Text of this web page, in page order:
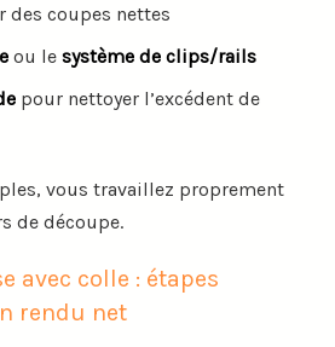
des coupes nettes
ou le système de clips/rails
pour nettoyer l’excédent de
vous travaillez proprement
de découpe.
avec colle : étapes
rendu net